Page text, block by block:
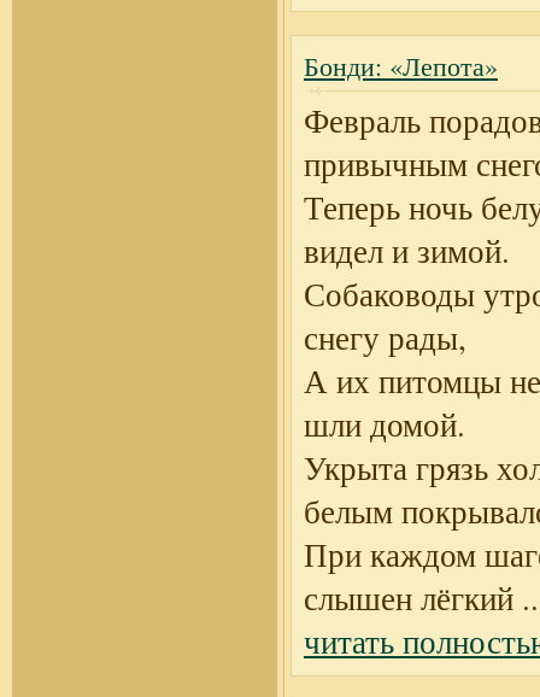
Бонди: «Лепота»
Февраль
привычным
Теперь ночь
видел и зимой.
Собаководы
снегу рады,
А их питомцы
шли домой.
Укрыта грязь
белым
При каждом
слышен лёгкий
читать